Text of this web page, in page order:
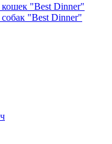
"Best Dinner"
"Best Dinner"